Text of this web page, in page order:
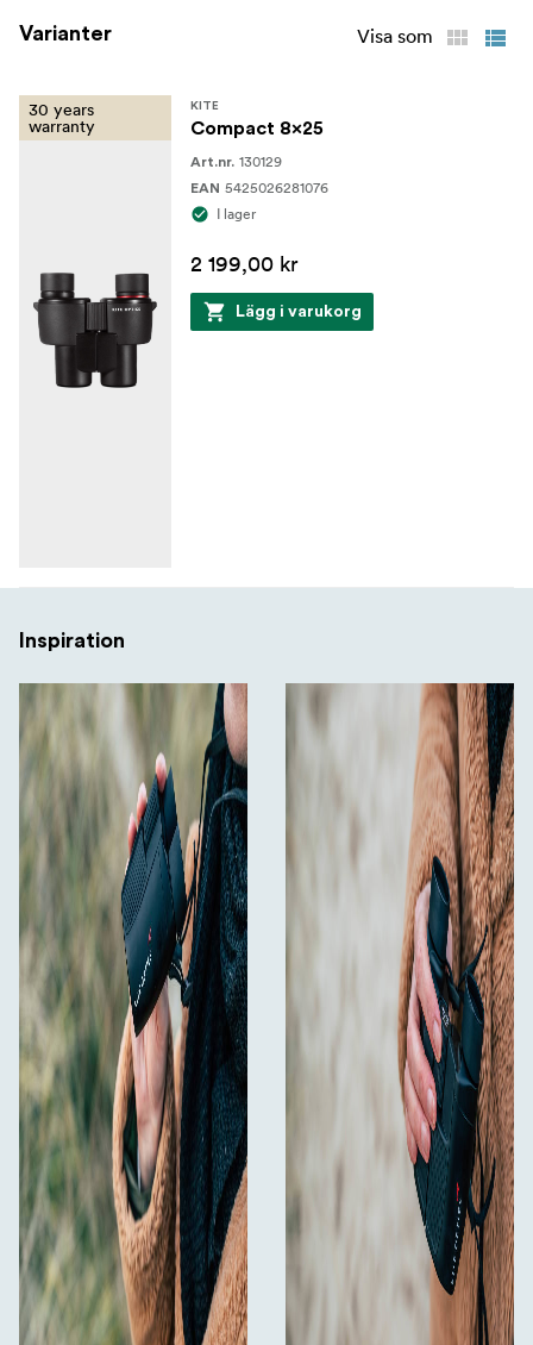
Varianter Visa som
30 years
warranty
KITE
Compact 8x25
Art.nr. 130129
EAN 5425026281076
I lager
2 199,00 kr
Lägg i varukorg
Inspiration